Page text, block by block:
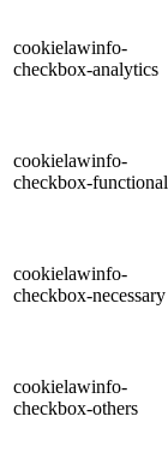
cookielawinfo-
checkbox-analytics
cookielawinfo-
checkbox-functional
cookielawinfo-
checkbox-necessary
cookielawinfo-
checkbox-others